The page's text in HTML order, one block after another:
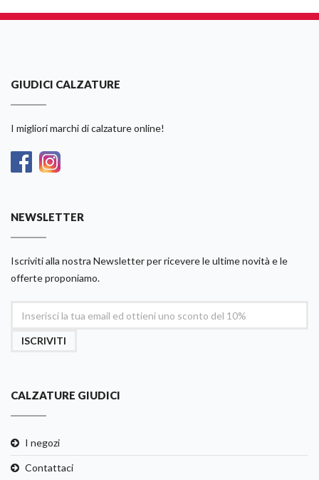
GIUDICI CALZATURE
I migliori marchi di calzature online!
NEWSLETTER
Iscriviti alla nostra Newsletter per ricevere le ultime novità e le
offerte proponiamo.
ISCRIVITI
CALZATURE GIUDICI
I negozi
Contattaci